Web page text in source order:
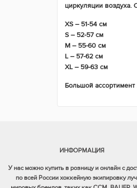
циркуляции воздуха.
XS – 51-54 см
S – 52-57 см
M – 55-60 см
L – 57-62 см
XL – 59-63 см
Большой
ИНФОРМАЦИЯ
У нас можно купить в розницу и онлайн с
по всей России хоккейную экипировку